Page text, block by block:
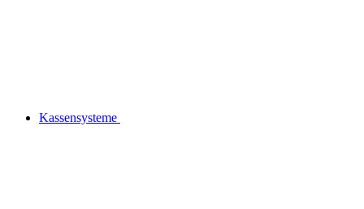
Kassensysteme